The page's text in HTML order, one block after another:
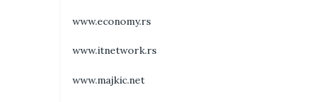
www.economy.rs
www.itnetwork.rs
www.majkic.net